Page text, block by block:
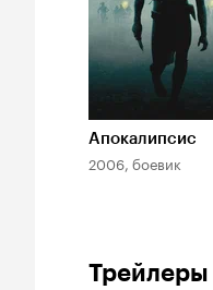
Апокалипсис
2006, боевик